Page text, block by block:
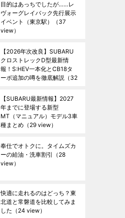
目的はあっちでしたが……レ
ヴォーグレイバック先行展示
イベント（東京駅）
（37
view）
【2026年次改良】SUBARU
クロストレックD型最新情
報！S:HEV一本化とCB18タ
ーボ追加の噂を徹底解説 （32
【SUBARU最新情報】2027
年までに登場する新型
MT（マニュアル）モデル3車
種まとめ （29 view）
奉仕でオトクに。タイムズカ
ーの給油・洗車割引 （28
view）
快適に走れるのはどっち？東
北道と常磐道を比較してみま
した （24 view）